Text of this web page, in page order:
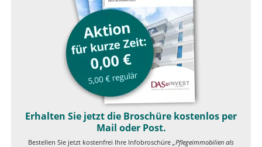
Erhalten Sie jetzt die Broschüre kostenlos per
Mail oder Post.
Bestellen Sie jetzt kostenfrei Ihre Infobroschüre „Pflegeimmobilien als